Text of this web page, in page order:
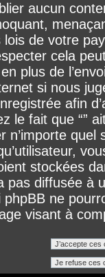
aucun
de votre
cela
plus de
si nous
afin
le fait que “”
n’importe
stockées
pas diffusée à
phpBB ne
visant à